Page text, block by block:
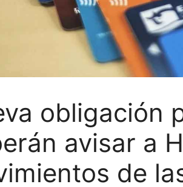
obligación
avisar a
de